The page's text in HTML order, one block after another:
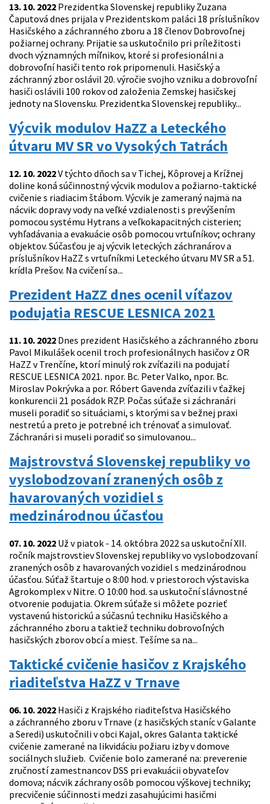
13. 10. 2022 Prezidentka Slovenskej republiky Zuzana
Čaputová dnes prijala v Prezidentskom paláci 18 príslušníkov
Hasičského a záchranného zboru a 18 členov Dobrovoľnej
požiarnej ochrany. Prijatie sa uskutočnilo pri príležitosti
dvoch významných míľnikov, ktoré si profesionálni a
dobrovoľní hasiči tento rok pripomenuli. Hasičský a
záchranný zbor oslávil 20. výročie svojho vzniku a dobrovoľní
hasiči oslávili 100 rokov od založenia Zemskej hasičskej
jednoty na Slovensku. Prezidentka Slovenskej republiky...
Výcvik modulov HaZZ a Leteckého
útvaru MV SR vo Vysokých Tatrách
12. 10. 2022V týchto dňoch sa v Tichej, Kôprovej a Krížnej
doline koná súčinnostný výcvik modulov a požiarno-taktické
cvičenie s riadiacim štábom. Výcvik je zameraný najmä na
nácvik: dopravy vody na veľké vzdialenosti s prevýšením
pomocou systému Hytrans a veľkokapacitných cisterien;
vyhľadávania a evakuácie osôb pomocou vrtuľníkov; ochrany
objektov. Súčasťou je aj výcvik leteckých záchranárov a
príslušníkov HaZZ s vrtuľníkmi Leteckého útvaru MV SR a 51.
krídla Prešov. Na cvičení sa...
Prezident HaZZ dnes ocenil víťazov
podujatia RESCUE LESNICA 2021
11. 10. 2022 Dnes prezident Hasičského a záchranného zboru
Pavol Mikulášek ocenil troch profesionálnych hasičov z OR
HaZZ v Trenčíne, ktorí minulý rok zvíťazili na podujatí
RESCUE LESNICA 2021. npor. Bc. Peter Valko, npor. Bc.
Miroslav Pokrývka a por. Róbert Gavenda zvíťazili v ťažkej
konkurencii 21 posádok RZP. Počas súťaže si záchranári
museli poradiť so situáciami, s ktorými sa v bežnej praxi
nestretú a preto je potrebné ich trénovať a simulovať.
Záchranári si museli poradiť so simulovanou...
Majstrovstvá Slovenskej republiky vo
vyslobodzovaní zranených osôb z
havarovaných vozidiel s
medzinárodnou účasťou
07. 10. 2022 Už v piatok - 14. októbra 2022 sa uskutoční XII.
ročník majstrovstiev Slovenskej republiky vo vyslobodzovaní
zranených osôb z havarovaných vozidiel s medzinárodnou
účasťou. Súťaž štartuje o 8:00 hod. v priestoroch výstaviska
Agrokomplex v Nitre. O 10:00 hod. sa uskutoční slávnostné
otvorenie podujatia. Okrem súťaže si môžete pozrieť
vystavenú historickú a súčasnú techniku Hasičského a
záchranného zboru a taktiež techniku dobrovoľných
hasičských zborov obcí a miest. Tešíme sa na...
Taktické cvičenie hasičov z Krajského
riaditeľstva HaZZ v Trnave
06. 10. 2022 Hasiči z Krajského riaditeľstva Hasičského
a záchranného zboru v Trnave (z hasičských staníc v Galante
a Seredi) uskutočnili v obci Kajal, okres Galanta taktické
cvičenie zamerané na likvidáciu požiaru izby v domove
sociálnych služieb. Cvičenie bolo zamerané na: preverenie
zručností zamestnancov DSS pri evakuácii obyvateľov
domova; nácvik záchrany osôb pomocou výškovej techniky;
precvičenie súčinnosti medzi zasahujúcimi hasičmi